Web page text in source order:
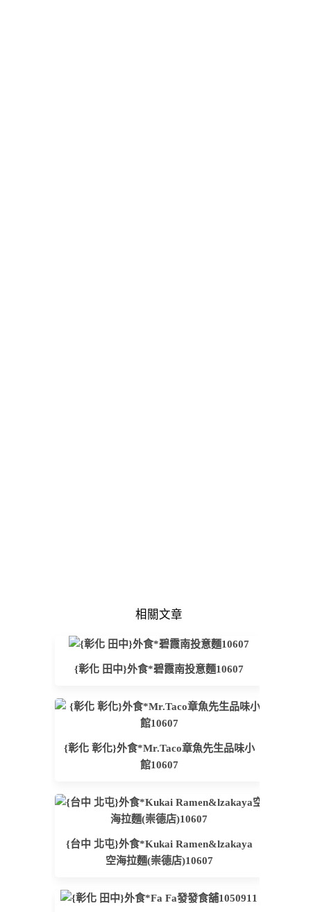
相關文章
{彰化 田中}外食*碧霞南投意麵10607
{彰化 彰化}外食*Mr.Taco章魚先生品味小
館10607
{台中 北屯}外食*Kukai Ramen&lzakaya
空海拉麵(崇德店)10607